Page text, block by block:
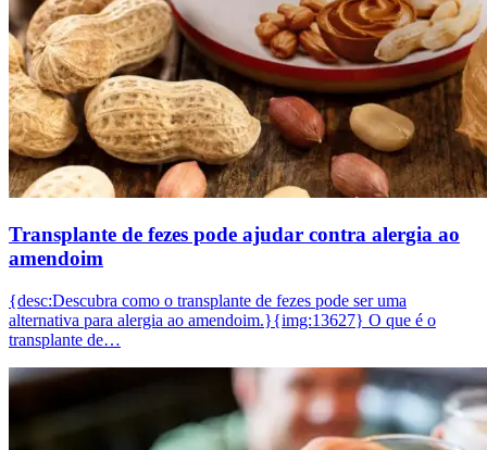
Transplante de fezes pode ajudar contra alergia ao
amendoim
{desc:Descubra como o transplante de fezes pode ser uma
alternativa para alergia ao amendoim.}{img:13627} O que é o
transplante de…